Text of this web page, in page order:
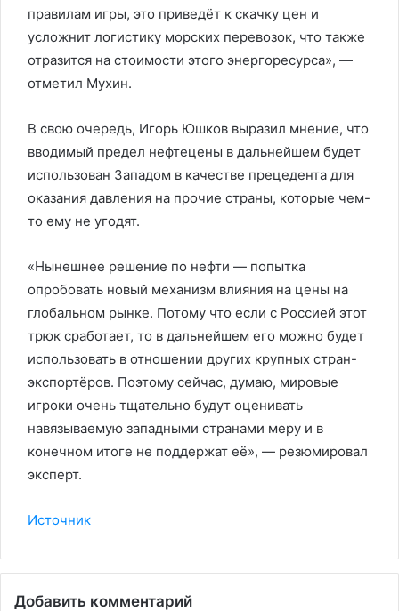
правилам игры, это приведёт к скачку цен и
усложнит логистику морских перевозок, что также
отразится на стоимости этого энергоресурса», —
отметил Мухин.
В свою очередь, Игорь Юшков выразил мнение, что
вводимый предел нефтецены в дальнейшем будет
использован Западом в качестве прецедента для
оказания давления на прочие страны, которые чем-
то ему не угодят.
«Нынешнее решение по нефти — попытка
опробовать новый механизм влияния на цены на
глобальном рынке. Потому что если с Россией этот
трюк сработает, то в дальнейшем его можно будет
использовать в отношении других крупных стран-
экспортёров. Поэтому сейчас, думаю, мировые
игроки очень тщательно будут оценивать
навязываемую западными странами меру и в
конечном итоге не поддержат её», — резюмировал
эксперт.
Источник
Добавить комментарий